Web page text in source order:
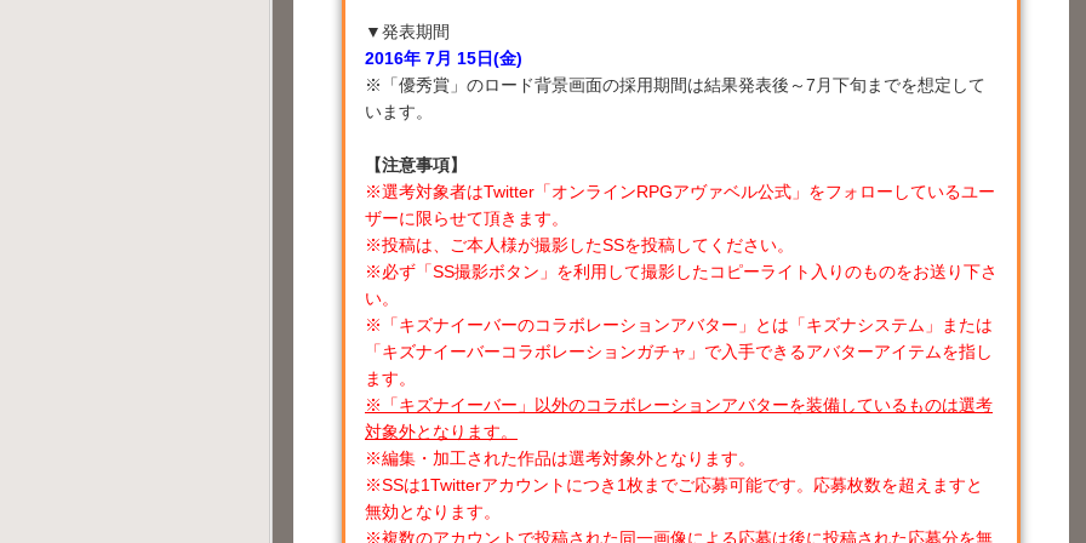
▼発表期間
2016年 7月 15日(金)
※「優秀賞」のロード背景画面の採用期間は結果発表後～7月下旬までを想定して
います。
【注意事項】
※選考対象者はTwitter「オンラインRPGアヴァベル公式」をフォローしているユー
ザーに限らせて頂きます。
※投稿は、ご本人様が撮影したSSを投稿してください。
※必ず「SS撮影ボタン」を利用して撮影したコピーライト入りのものをお送り下さ
い。
※「キズナイーバーのコラボレーションアバター」とは「キズナシステム」または
「キズナイーバーコラボレーションガチャ」で入手できるアバターアイテムを指し
ます。
※「キズナイーバー」以外のコラボレーションアバターを装備しているものは選考
対象外となります。
※編集・加工された作品は選考対象外となります。
※SSは1Twitterアカウントにつき1枚までご応募可能です。応募枚数を超えますと
無効となります。
※複数のアカウントで投稿された同一画像による応募は後に投稿された応募分を無